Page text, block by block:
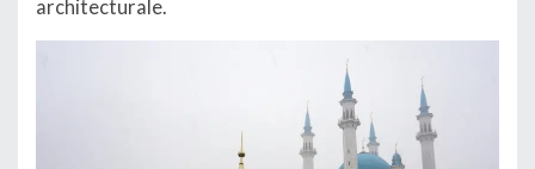
architecturale.